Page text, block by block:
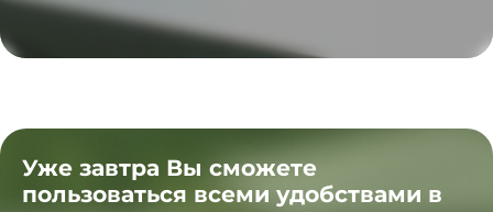
Уже завтра Вы сможете
пользоваться всеми удобствами в